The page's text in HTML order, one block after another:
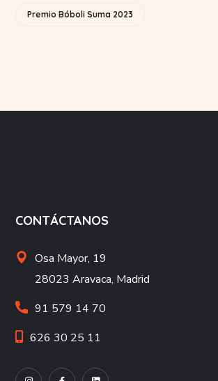
Premio Bóboli Suma 2023
CONTÁCTANOS
Osa Mayor, 19
28023 Aravaca, Madrid
91 579 14 70
626 30 25 11